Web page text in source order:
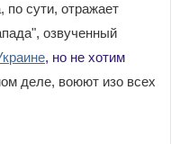
по сути, отражает
озвученный
, но не хотим
деле, воюют изо всех